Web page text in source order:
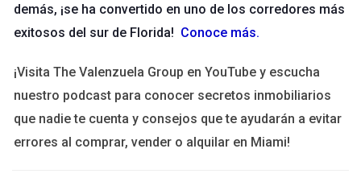
ayuda a evitar malentendidos y conflictos futuros. En el
interacciones son cada vez más complejas, contar con
documentación clara y accesible es vital.
Casos Prácticos
demás, ¡se ha convertido en uno de los corredores más
exitosos del sur de Florida! Conoce más.
¡Visita The Valenzuela Group en YouTube y escucha
nuestro podcast para conocer secretos inmobiliarios
que nadie te cuenta y consejos que te ayudarán a evitar
errores al comprar, vender o alquilar en Miami!